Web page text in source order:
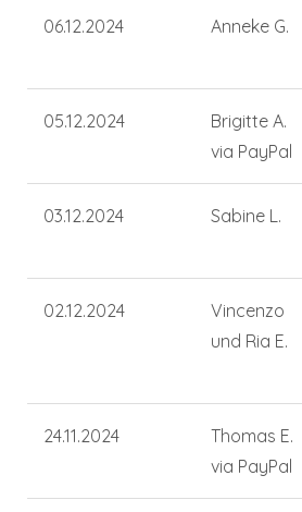
06.12.2024 Anneke G.
05.12.2024
Brigitte A.
via PayPal
03.12.2024 Sabine L.
02.12.2024
Vincenzo
und Ria E.
24.11.2024
Thomas E.
via PayPal